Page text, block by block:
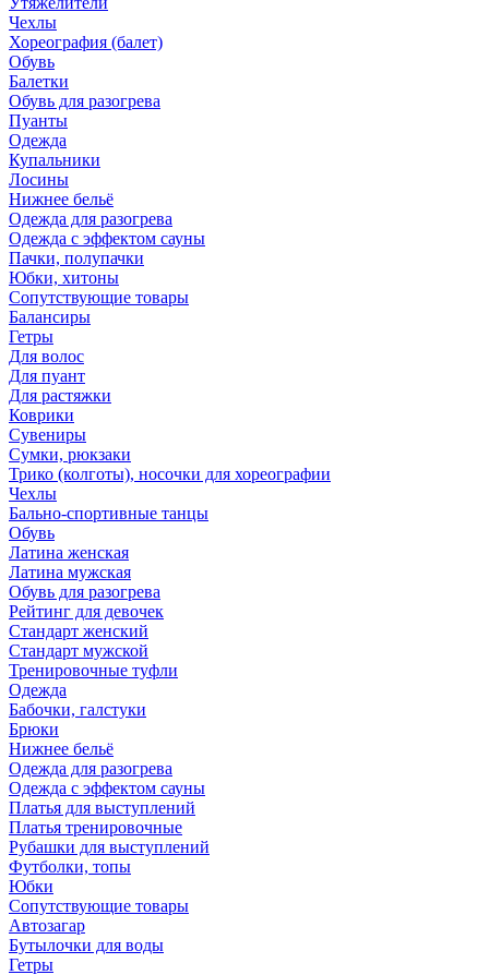
Чехлы
Хореография (балет)
Обувь
Балетки
Обувь для разогрева
Пуанты
Одежда
Купальники
Лосины
Нижнее бельё
Одежда для разогрева
Одежда с эффектом сауны
Пачки, полупачки
Юбки, хитоны
Сопутствующие товары
Балансиры
Гетры
Для волос
Для пуант
Для растяжки
Коврики
Сувениры
Сумки, рюкзаки
Трико (колготы), носочки для хореографии
Чехлы
Бально-спортивные танцы
Обувь
Латина женская
Латина мужская
Обувь для разогрева
Рейтинг для девочек
Стандарт женский
Стандарт мужской
Тренировочные туфли
Одежда
Бабочки, галстуки
Брюки
Нижнее бельё
Одежда для разогрева
Одежда с эффектом сауны
Платья для выступлений
Платья тренировочные
Рубашки для выступлений
Футболки, топы
Юбки
Сопутствующие товары
Автозагар
Бутылочки для воды
Гетры